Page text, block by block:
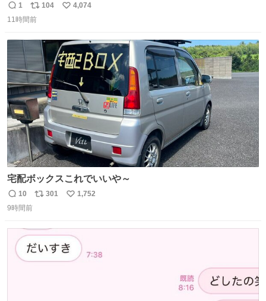
返
信
1
リ
ポ
ト
数
104
い
数
4,074
11時間前
宅配ボックスこれでいいや～
返
信
10
リ
ト
数
301
い
数
1,752
9時間前